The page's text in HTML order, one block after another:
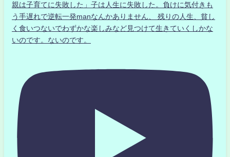
親は子育てに失敗した」子は人生に失敗した。負けに気付きも
う手遅れで逆転一発manなんかありません、 残りの人生、貧し
く食いつないでわずかな楽しみなど見つけて生きていくしかな
いのです。ないのです。